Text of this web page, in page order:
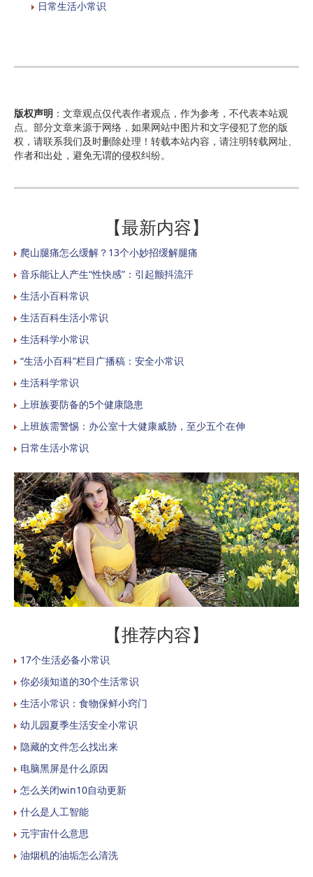
日常生活小常识
版权声明 ：文章观点仅代表作者观点，作为参考，不代表本站观
点。部分文章来源于网络，如果网站中图片和文字侵犯了您的版
权，请联系我们及时删除处理！转载本站内容，请注明转载网址、
作者和出处，避免无谓的侵权纠纷。
【最新内容】
爬山腿痛怎么缓解？13个小妙招缓解腿痛
音乐能让人产生“性快感”：引起颤抖流汗
生活小百科常识
生活百科生活小常识
生活科学小常识
“生活小百科”栏目广播稿：安全小常识
生活科学常识
上班族要防备的5个健康隐患
上班族需警惕：办公室十大健康威胁，至少五个在伸
日常生活小常识
【推荐内容】
17个生活必备小常识
你必须知道的30个生活常识
生活小常识：食物保鲜小窍门
幼儿园夏季生活安全小常识
隐藏的文件怎么找出来
电脑黑屏是什么原因
怎么关闭win10自动更新
什么是人工智能
元宇宙什么意思
油烟机的油垢怎么清洗